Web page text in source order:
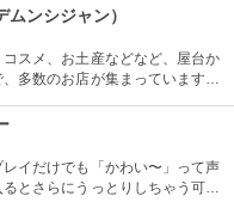
シャトルバスもあり、便利。
ンシジャン）
スメ、お土産などなど、屋台か
多数のお店が集まっています。
り、賑やかな空間が溢れます。
イだけでも「かわい〜」って声
とさらにうっとりしちゃう可愛